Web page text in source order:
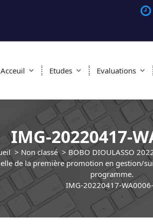
Acceuil Etudes Evaluations
IMG-20220417-
> Non classé> BOBO DIOULASSO
de la première promotion en gestion/
programme.
IMG-20220417-